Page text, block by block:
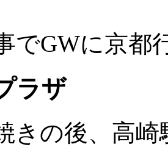
でGWに京都
ラザ
きの後、高